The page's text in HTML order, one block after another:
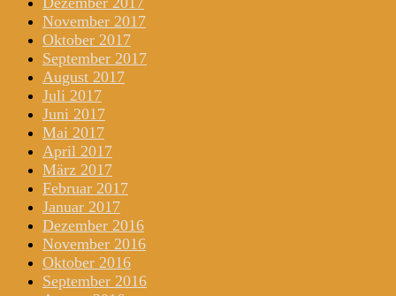
November 2017
Oktober 2017
September 2017
August 2017
Juli 2017
Juni 2017
Mai 2017
April 2017
März 2017
Februar 2017
Januar 2017
Dezember 2016
November 2016
Oktober 2016
September 2016